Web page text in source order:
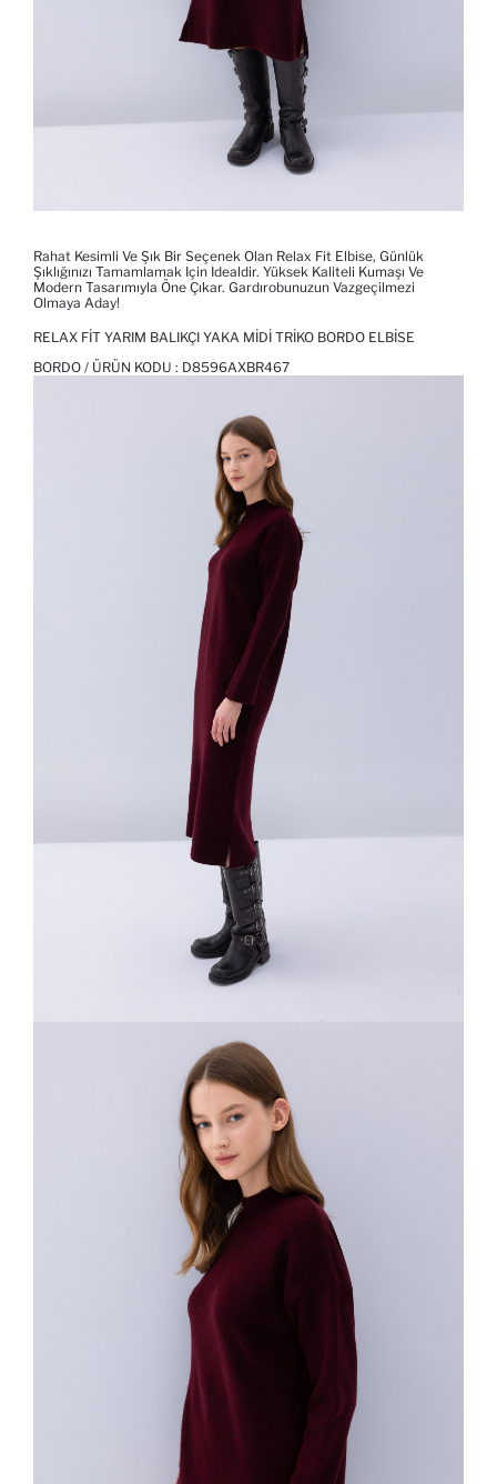
Rahat Kesimli Ve Şık Bir Seçenek Olan Relax Fit Elbise, Günlük
Şıklığınızı Tamamlamak Için Idealdir. Yüksek Kaliteli Kumaşı Ve
Modern Tasarımıyla Öne Çıkar. Gardırobunuzun Vazgeçilmezi
Olmaya Aday!
RELAX FIT YARIM BALIKÇI YAKA MIDI TRIKO BORDO ELBISE
BORDO / ÜRÜN KODU : D8596AXBR467